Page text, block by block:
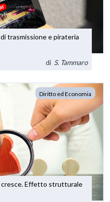
trasmissione e pirateria
di S. Tammaro
Diritto ed Economia
cresce. Effetto strutturale